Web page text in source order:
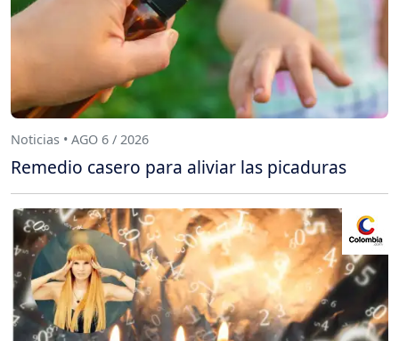
Noticias • AGO 6 / 2026
Remedio casero para aliviar las picaduras